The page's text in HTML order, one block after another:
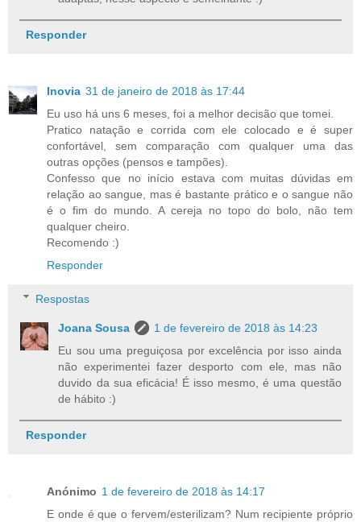
Responder
Inovia 31 de janeiro de 2018 às 17:44
Eu uso há uns 6 meses, foi a melhor decisão que tomei.
Pratico natação e corrida com ele colocado e é super
confortável, sem comparação com qualquer uma das
outras opções (pensos e tampões).
Confesso que no início estava com muitas dúvidas em
relação ao sangue, mas é bastante prático e o sangue não
é o fim do mundo. A cereja no topo do bolo, não tem
qualquer cheiro.
Recomendo :)
Responder
Respostas
Joana Sousa
1 de fevereiro de 2018 às 14:23
Eu sou uma preguiçosa por excelência por isso ainda
não experimentei fazer desporto com ele, mas não
duvido da sua eficácia! É isso mesmo, é uma questão
de hábito :)
Responder
Anónimo 1 de fevereiro de 2018 às 14:17
E onde é que o fervem/esterilizam? Num recipiente próprio